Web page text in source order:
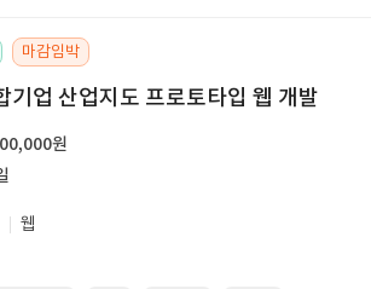
마감임박
기업 산업지도 프로토타입 웹 개발
원
웹